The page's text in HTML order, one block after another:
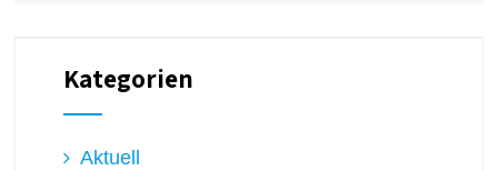
Kategorien
Aktuell